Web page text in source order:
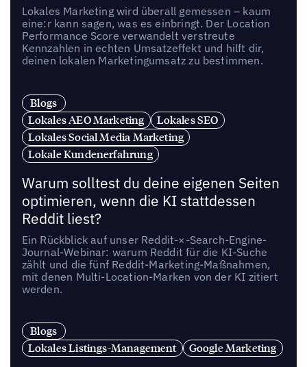
Lokales Marketing wird überall gemessen – kaum
eine:r kann sagen, was es einbringt. Der Location
Performance Score verwandelt verstreute
Kennzahlen in echten Umsatzeffekt und hilft dir,
deinen lokalen Marketingumsatz zu bestimmen.
Blogs
Lokales AEO Marketing
Lokales SEO
Lokales Social Media Marketing
Lokale Kundenerfahrung
Warum solltest du deine eigenen Seiten
optimieren, wenn die KI stattdessen
Reddit liest?
Ein Rückblick auf unser Reddit-×-Search-Engine-
Journal-Webinar: warum Reddit für die KI-Suche
zählt und die fünf Reddit-Marketing-Maßnahmen,
mit denen Multi-Location-Marken von der KI zitiert
werden.
Blogs
Lokales Listings-Management
Google Marketing